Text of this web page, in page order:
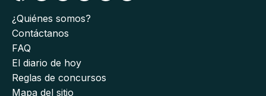
¿Quiénes somos?
Contáctanos
FAQ
El diario de hoy
Reglas de concursos
Mapa del sitio